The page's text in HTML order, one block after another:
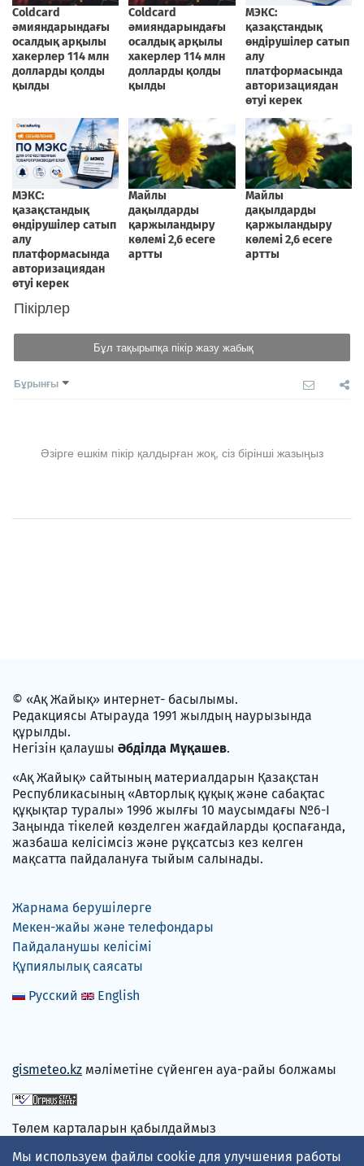
Пікірлер
Бұл тақырыпқа пікір жазу жабық
Бұрынғы
Әзірге ешкім пікір қалдырған жоқ, сіз бірінші жазыңыз
© «Ақ Жайық» интернет- басылымы.
Редакциясы Атырауда 1991 жылдың наурызында
құрылды.
Негізін қалаушы Әбділда Мұқашев.
«Ақ Жайық» сайтының материалдарын Қазақстан
Республикасының «Авторлық құқық және сабақтас
құқықтар туралы» 1996 жылғы 10 маусымдағы №6-I
Заңында тікелей көзделген жағдайларды қоспағанда,
жазбаша келісімсіз және рұқсатсыз кез келген
мақсатта пайдалануға тыйым салынады.
Жарнама берушілерге
Мекен-жайы және телефондары
Пайдаланушы келісімі
Құпиялылық саясаты
Русский
English
gismeteo.kz мәліметіне сүйенген ауа-райы болжамы
Төлем карталарын қабылдаймыз
Мы используем файлы cookie для улучшения работы